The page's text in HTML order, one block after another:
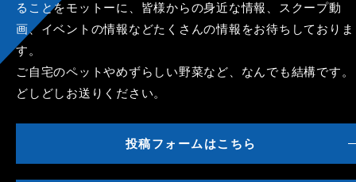
ることをモットーに、皆様からの身近な情報、スクープ動
画、イベントの情報などたくさんの情報をお待ちしておりま
す。
ご自宅のペットやめずらしい野菜など、なんでも結構です。
どしどしお送りください。
投稿フォームはこちら